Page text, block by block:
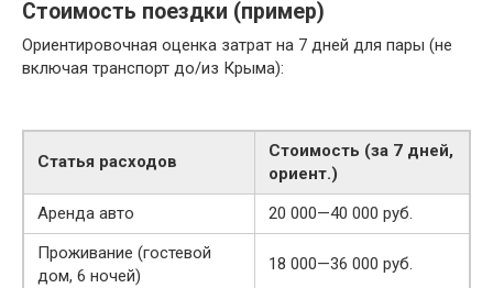
Стоимость поездки (пример)
Ориентировочная оценка затрат на 7 дней для пары (не
включая транспорт до/из Крыма):
Статья расходов
Стоимость (за 7 дней,
ориент.)
Аренда авто
20 000—40 000 руб.
Проживание (гостевой
дом, 6 ночей)
18 000—36 000 руб.